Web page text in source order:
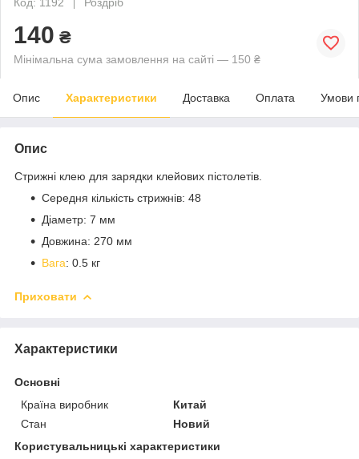
140 ₴
Мінімальна сума замовлення на сайті — 150 ₴
Опис Характеристики Доставка Оплата Умови
Опис
Стрижні клею для зарядки клейових пістолетів.
Середня кількість стрижнів: 48
Діаметр: 7 мм
Довжина: 270 мм
Вага: 0.5 кг
Приховати
Характеристики
Основні
Країна виробник
Китай
Стан
Новий
Користувальницькі характеристики